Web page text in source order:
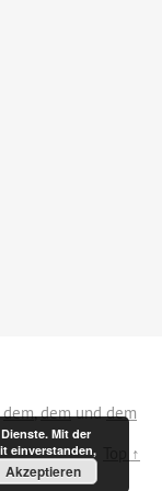
dem,demunddem
Top ↑
Mit der
einverstanden,
Akzeptieren